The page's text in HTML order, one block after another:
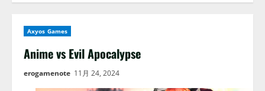
Axyos Games
Anime vs Evil Apocalypse
erogamenote 11月 24, 2024